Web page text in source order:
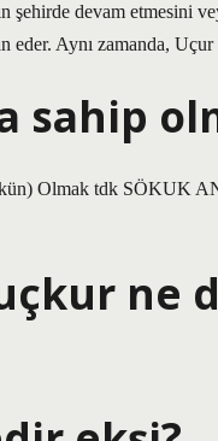
devam etmesini
eder. Aynı zamanda,
sahip
Olmak tdk
ne